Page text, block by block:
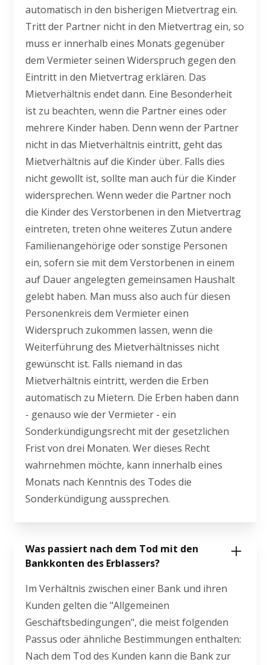
automatisch in den bisherigen Mietvertrag ein.
Tritt der Partner nicht in den Mietvertrag ein, so
muss er innerhalb eines Monats gegenüber
dem Vermieter seinen Widerspruch gegen den
Eintritt in den Mietvertrag erklären. Das
Mietverhältnis endet dann. Eine Besonderheit
ist zu beachten, wenn die Partner eines oder
mehrere Kinder haben. Denn wenn der Partner
nicht in das Mietverhältnis eintritt, geht das
Mietverhältnis auf die Kinder über. Falls dies
nicht gewollt ist, sollte man auch für die Kinder
widersprechen. Wenn weder die Partner noch
die Kinder des Verstorbenen in den Mietvertrag
eintreten, treten ohne weiteres Zutun andere
Familienangehörige oder sonstige Personen
ein, sofern sie mit dem Verstorbenen in einem
auf Dauer angelegten gemeinsamen Haushalt
gelebt haben. Man muss also auch für diesen
Personenkreis dem Vermieter einen
Widerspruch zukommen lassen, wenn die
Weiterführung des Mietverhältnisses nicht
gewünscht ist. Falls niemand in das
Mietverhältnis eintritt, werden die Erben
automatisch zu Mietern. Die Erben haben dann
- genauso wie der Vermieter - ein
Sonderkündigungsrecht mit der gesetzlichen
Frist von drei Monaten. Wer dieses Recht
wahrnehmen möchte, kann innerhalb eines
Monats nach Kenntnis des Todes die
Sonderkündigung aussprechen.
Was passiert nach dem Tod mit den
Bankkonten des Erblassers?
Im Verhältnis zwischen einer Bank und ihren
Kunden gelten die "Allgemeinen
Geschäftsbedingungen", die meist folgenden
Passus oder ähnliche Bestimmungen enthalten:
Nach dem Tod des Kunden kann die Bank zur